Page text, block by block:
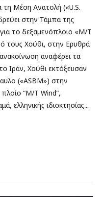
τη Μέση Ανατολή («U.S.
στην Τάμπα της
το δεξαμενόπλοιο «M/T
τους Χούθι, στην Ερυθρά
αναφέρει τα
Ιράν, Χούθι εκτόξευσαν
(«ASBM») στην
“M/T Wind”,
ελληνικής ιδιοκτησίας...